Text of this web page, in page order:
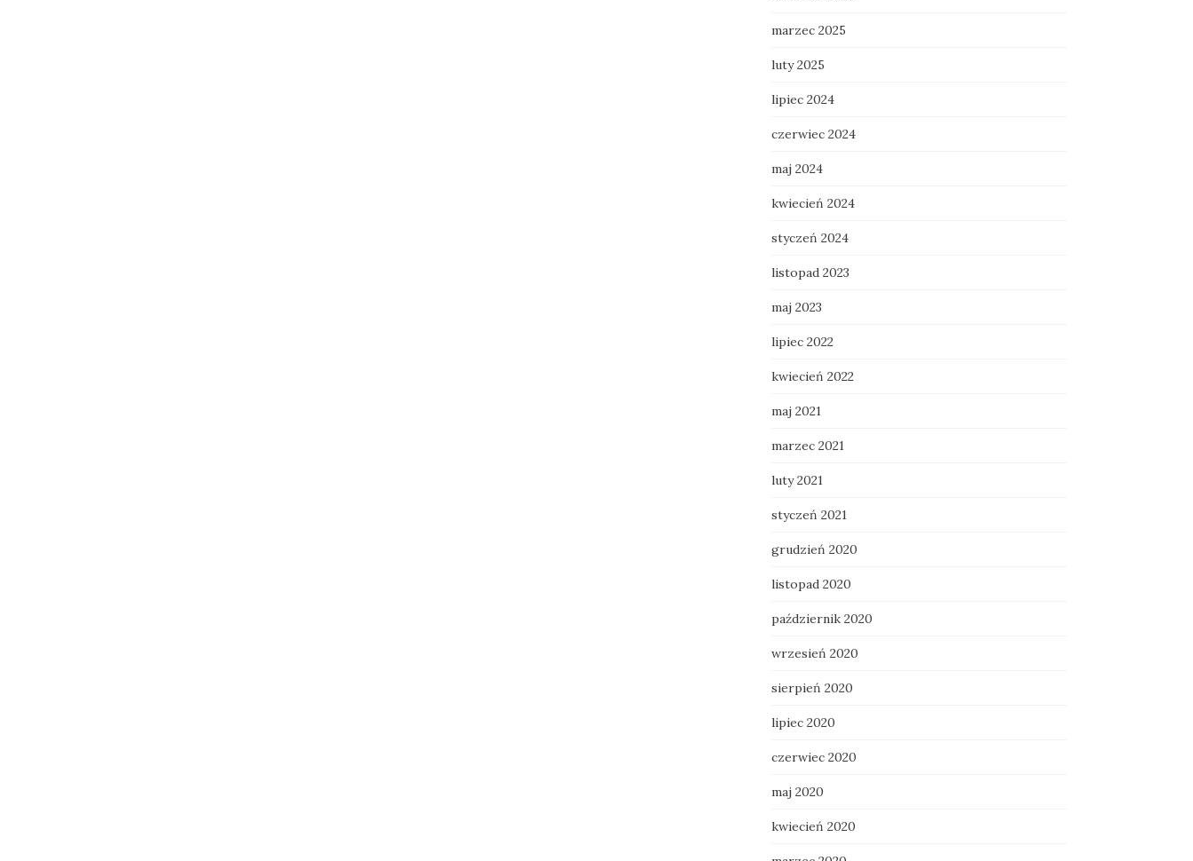
marzec 2025
luty 2025
lipiec 2024
czerwiec 2024
maj 2024
kwiecień 2024
styczeń 2024
listopad 2023
maj 2023
lipiec 2022
kwiecień 2022
maj 2021
marzec 2021
luty 2021
styczeń 2021
grudzień 2020
listopad 2020
październik 2020
wrzesień 2020
sierpień 2020
lipiec 2020
czerwiec 2020
maj 2020
kwiecień 2020